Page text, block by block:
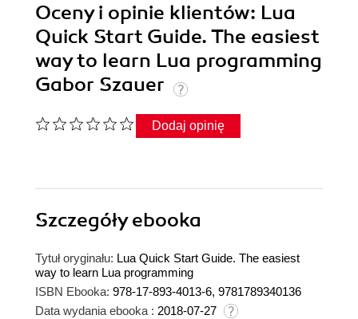
Oceny i opinie klientów: Lua
Quick Start Guide. The easiest
way to learn Lua programming
Gabor Szauer
Dodaj opinię
Szczegółyebooka
Tytuł oryginału: Lua Quick Start Guide. The easiest
way to learn Lua programming
ISBN Ebooka: 978-17-893-4013-6, 9781789340136
Data wydania ebooka : 2018-07-27